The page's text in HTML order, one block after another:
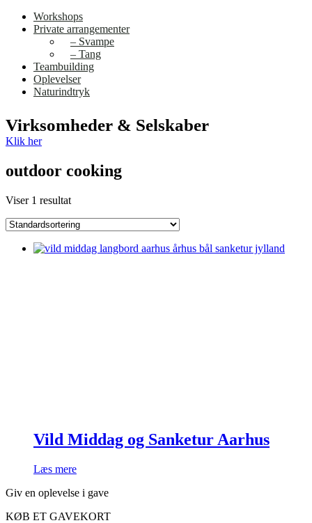
Workshops
Private arrangementer
– Svampe
– Tang
Teambuilding
Oplevelser
Naturindtryk
Virksomheder & Selskaber
Klik her
outdoor cooking
Viser 1 resultat
Vild Middag og Sanketur Aarhus
Læs mere
Giv en oplevelse i gave
KØB ET GAVEKORT